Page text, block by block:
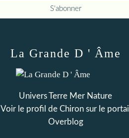
La Grande D ' Âme
Univers Terre Mer Nature
Voir le profil de Chironsur le portail
Overblog